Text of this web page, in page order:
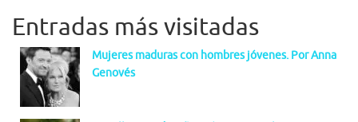
Entradas más visitadas
Mujeres maduras con hombres jóvenes. Por Anna
Genovés